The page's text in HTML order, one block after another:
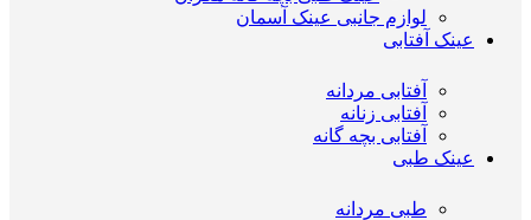
لوازم جانبی عینک آسمان
عینک آفتابی
آفتابی مردانه
آفتابی زنانه
آفتابی بچه گانه
عینک طبی
طبی مردانه